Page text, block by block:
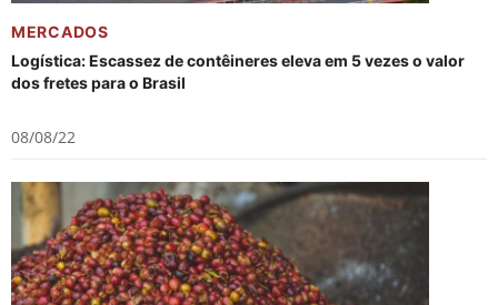
MERCADOS
Logística: Escassez de contêineres eleva em 5 vezes o valor
dos fretes para o Brasil
08/08/22